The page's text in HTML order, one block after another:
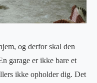
og derfor skal den
garage er ikke bare et
ikke opholder dig. Det